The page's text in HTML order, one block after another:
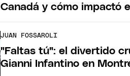
Canadá y cómo impactó
JUAN FOSSAROLI
"Faltas tú": el divertido
Gianni Infantino en